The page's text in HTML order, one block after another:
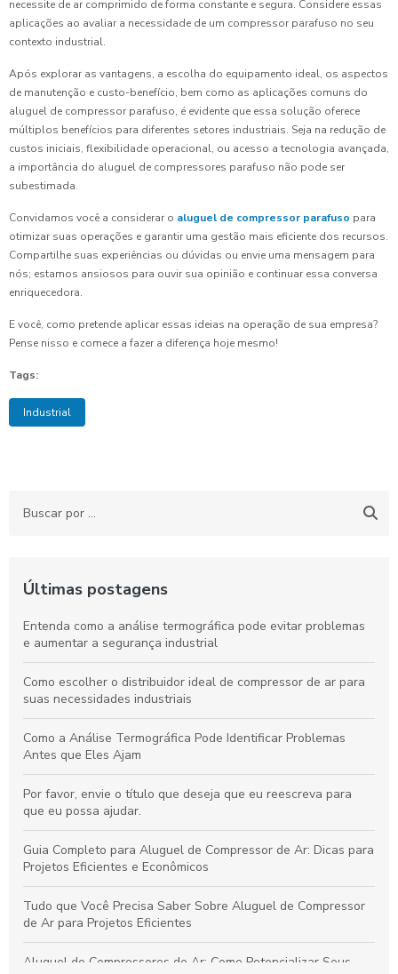
necessite de ar comprimido de forma constante e segura. Considere essas
aplicações ao avaliar a necessidade de um compressor parafuso no seu
contexto industrial.
Após explorar as vantagens, a escolha do equipamento ideal, os aspectos
de manutenção e custo-benefício, bem como as aplicações comuns do
aluguel de compressor parafuso, é evidente que essa solução oferece
múltiplos benefícios para diferentes setores industriais. Seja na redução de
custos iniciais, flexibilidade operacional, ou acesso a tecnologia avançada,
a importância do aluguel de compressores parafuso não pode ser
subestimada.
Convidamos você a considerar o aluguel de compressor parafuso para
otimizar suas operações e garantir uma gestão mais eficiente dos recursos.
Compartilhe suas experiências ou dúvidas ou envie uma mensagem para
nós; estamos ansiosos para ouvir sua opinião e continuar essa conversa
enriquecedora.
E você, como pretende aplicar essas ideias na operação de sua empresa?
Pense nisso e comece a fazer a diferença hoje mesmo!
Tags:
Industrial
Últimas postagens
Entenda como a análise termográfica pode evitar problemas
e aumentar a segurança industrial
Como escolher o distribuidor ideal de compressor de ar para
suas necessidades industriais
Como a Análise Termográfica Pode Identificar Problemas
Antes que Eles Ajam
Por favor, envie o título que deseja que eu reescreva para
que eu possa ajudar.
Guia Completo para Aluguel de Compressor de Ar: Dicas para
Projetos Eficientes e Econômicos
Tudo que Você Precisa Saber Sobre Aluguel de Compressor
de Ar para Projetos Eficientes
Aluguel de Compressores de Ar: Como Potencializar Seus